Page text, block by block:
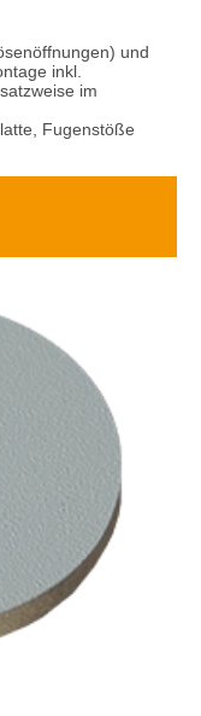
und
inkl.
im
Fugenstöße